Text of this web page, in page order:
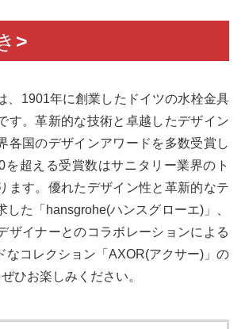
>
、1901年に創業したドイツの水栓金具
す。革新的な技術と卓越したデザイン
各国のデザインアワードを多数受賞し
を超える受賞数はサニタリー業界のト
ます。優れたデザイン性と革新的なテ
した「hansgrohe(ハンスグローエ)」、
ザイナーとのコラボレーションによる
なコレクション「AXOR(アクサー)」の
ひお楽しみください。